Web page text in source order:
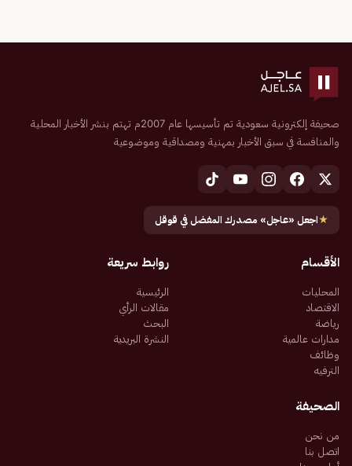
صحيفة إلكترونية سعودية تم تأسيسها عام 2007م تهتم بنشر الأخبار المحلية
والمنافسة في سبق الأخبار بمهنية ومصداقية وموضوعية
★اجعل «عاجل» مصدرك المفضل في قوقل
الأقسام
المحليات
الاقتصاد
رياضة
مدارات عالمية
وظائف
الترفيه
روابط سريعة
الرئيسية
مقالات الرأي
البحث
النشرة البريدية
الصحيفة
من نحن
اتصل بنا